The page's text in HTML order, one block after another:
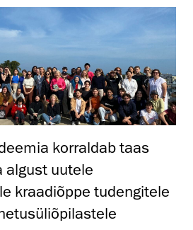
korraldab taas
algust uutele
kraadiõppe tudengitele